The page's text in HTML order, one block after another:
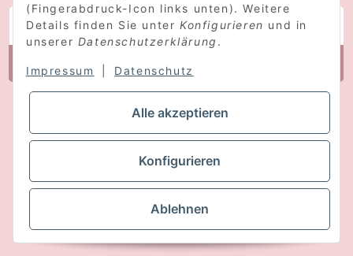
Abonnieren
Bitte senden Sie mir entsprechend Ihrer
widerruflich Informationen zu Ihrem Produktsortiment
per E-Mail zu.
(Fingerabdruck-Icon links unten). Weitere
Details finden Sie unterKonfigurieren und in
unserer Datenschutzerklärung .
Impressum Datenschutz
Alle akzeptieren
Konfigurieren
Ablehnen